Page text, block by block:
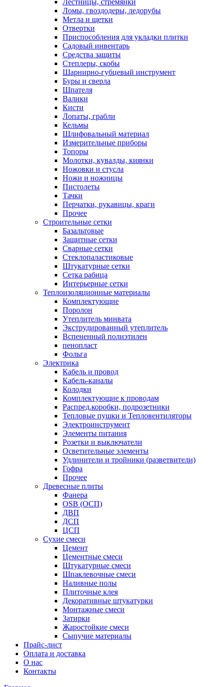
Ломы, гвоздодеры, ледорубы
Метла и щетки
Отвертки
Приспособления для укладки плитки
Садовый инвентарь
Средства защиты
Степлеры, скобы
Шарнирно-губцевый инструмент
Буры и сверла
Шпателя
Валики
Кисти
Лопаты, грабли
Кельмы
Шлифовальный материал
Измерительные приборы
Топоры
Молотки, кувалды, киянки
Ножовки и стусла
Ножи и ножницы
Пистолеты
Тачки
Перчатки, рукавицы, краги
Прочее
Строительные сетки
Базальтовые
Защитные сетки
Сварные сетки
Стеклопаластиковые
Штукатурные сетки
Сетка рабица
Интерьерные сетки
Теплоизоляционные материалы
Комплектующие
Поролон
Утеплитель минвата
Экструдированный утеплитель
Вспененный полиэтилен
пенопласт
Фольга
Электрика
Кабель и провод
Кабель-каналы
Колодки
Комплектующие к проводам
Распред.коробки, подрозетники
Тепловые пушки и Тепловентиляторы
Электроинструмент
Элементы питания
Розетки и выключатели
Осветительные элементы
Удлинители и тройники (разветвители)
Гофра
Прочее
Древесные плиты
Фанера
OSB (ОСП)
ДВП
ДСП
ЦСП
Сухие смеси
Цемент
Цементные смеси
Штукатурные смеси
Шпаклевочные смеси
Наливные полы
Плиточные клея
Декоративные штукатурки
Монтажные смеси
Затирки
Жаростойкие смеси
Сыпучие материалы
Прайс-лист
Оплата и доставка
О нас
Контакты